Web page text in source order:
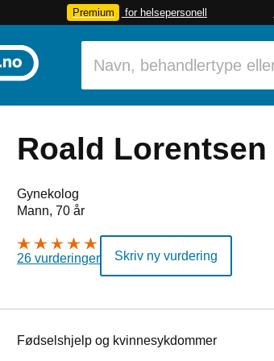
Premium for helsepersonell
Roald Lorentsen
Gynekolog
Mann, 70 år
26 vurderinger Skriv ny vurdering
Fødselshjelp og kvinnesykdommer